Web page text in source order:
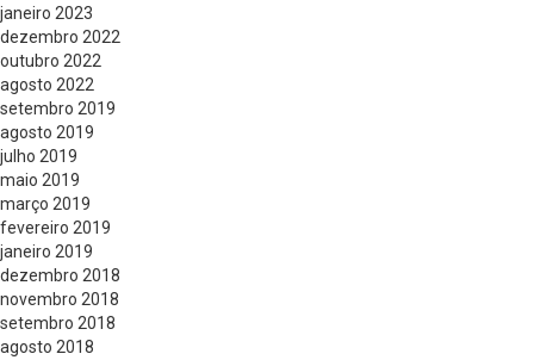
janeiro 2023
dezembro 2022
outubro 2022
agosto 2022
setembro 2019
agosto 2019
julho 2019
maio 2019
março 2019
fevereiro 2019
janeiro 2019
dezembro 2018
novembro 2018
setembro 2018
agosto 2018